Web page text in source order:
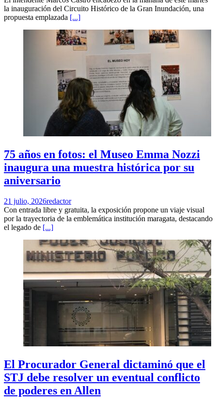
la inauguración del Circuito Histórico de la Gran Inundación, una
propuesta emplazada [...]
75 años en fotos: el Museo Emma Nozzi
inaugura una muestra histórica por su
aniversario
21 julio, 2026redactor
Con entrada libre y gratuita, la exposición propone un viaje visual
por la trayectoria de la emblemática institución maragata, destacando
el legado de [...]
El Procurador General dictaminó que el
STJ debe resolver un eventual conflicto
de poderes en Allen